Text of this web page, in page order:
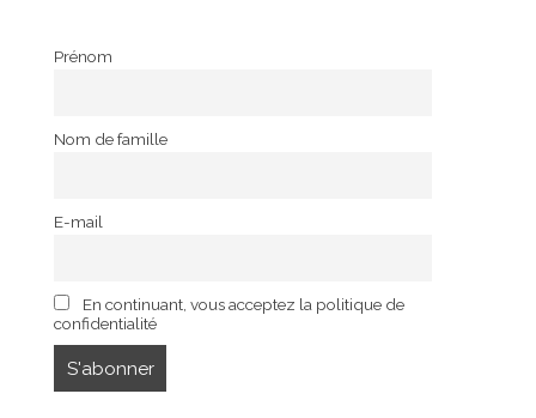
Prénom
Nom de famille
E-mail
En continuant, vous acceptez la politique de
confidentialité